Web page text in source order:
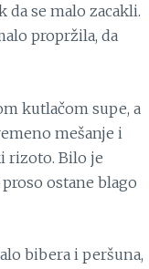
se malo zacakli.
propržila, da
kutlačom supe, a
mešanje i
rizoto. Bilo je
ostane blago
bibera i peršuna,